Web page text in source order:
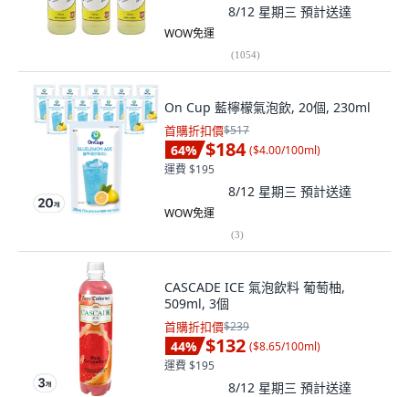
8/12 星期三 預計送達
WOW免運
(1054)
On Cup 藍檸檬氣泡飲, 20個, 230ml
首購折扣價$517
64% $184 ($4.00/100ml)
運費 $195
8/12 星期三 預計送達
WOW免運
(3)
CASCADE ICE 氣泡飲料 葡萄柚,
509ml, 3個
首購折扣價$239
44% $132 ($8.65/100ml)
運費 $195
8/12 星期三 預計送達